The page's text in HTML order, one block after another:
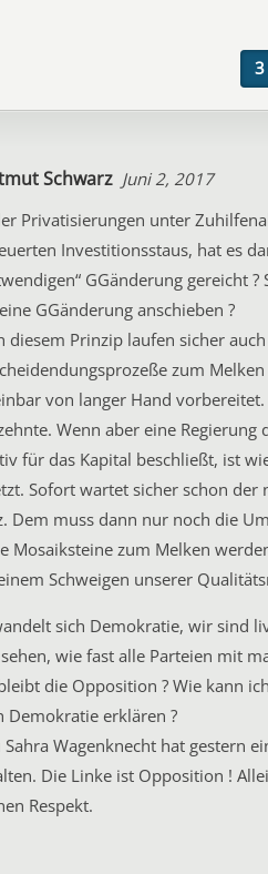
3
Schwarz Juni 2, 2017
Privatisierungen unter
Investitionsstaus, hat es
GGänderung gereicht ?
GGänderung anschieben ?
diesem Prinzip laufen sicher
zum
von langer Hand
Wenn aber eine Regierung
für das Kapital beschließt, ist
Sofort wartet sicher schon der
Dem muss dann nur noch die
Mosaiksteine zum Melken
Schweigen unserer
sich Demokratie, wir sind
wie fast alle Parteien mit
die Opposition ? Wie kann
Demokratie erklären ?
Sahra Wagenknecht hat gestern
Die Linke ist Opposition !
Respekt.